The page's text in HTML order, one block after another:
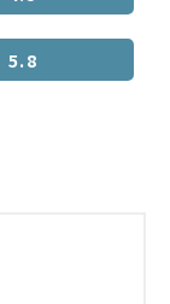
5.8